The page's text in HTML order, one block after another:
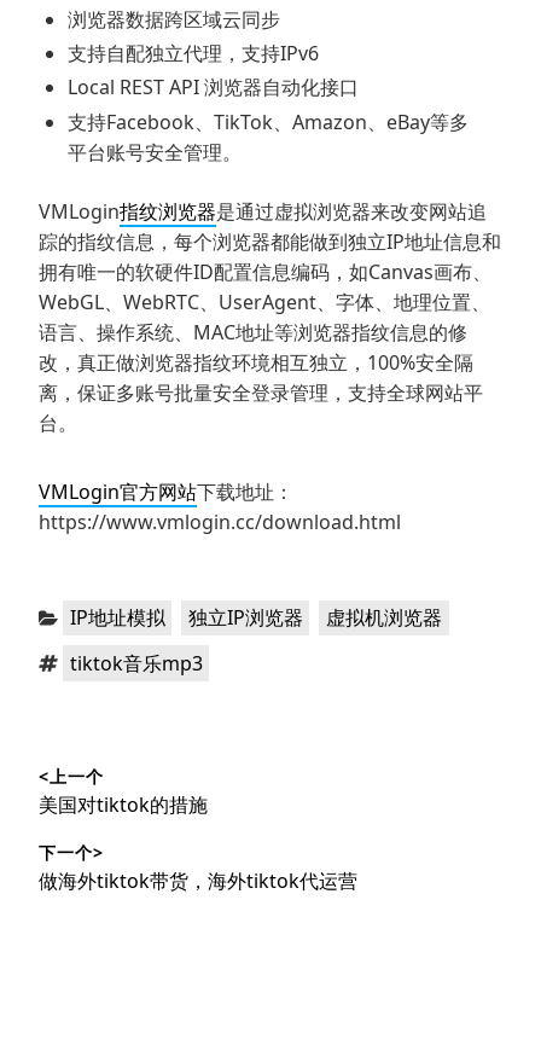
浏览器数据跨区域云同步
支持自配独立代理，支持IPv6
Local REST API 浏览器自动化接口
支持Facebook、TikTok、Amazon、eBay等多
平台账号安全管理。
VMLogin指纹浏览器是通过虚拟浏览器来改变网站追
踪的指纹信息，每个浏览器都能做到独立IP地址信息和
拥有唯一的软硬件ID配置信息编码，如Canvas画布、
WebGL、WebRTC、UserAgent、字体、地理位置、
语言、操作系统、MAC地址等浏览器指纹信息的修
改，真正做浏览器指纹环境相互独立，100%安全隔
离，保证多账号批量安全登录管理，支持全球网站平
台。
VMLogin官方网站下载地址：
https://www.vmlogin.cc/download.html
分 IP地址模拟 ，
独立IP浏览器 ，虚拟机浏览器
标 tiktok音乐mp3
章
导
航
<上一个
上
文
章：
美国对tiktok的措施
下一个>
下
做海外tiktok带货，海外tiktok代运营